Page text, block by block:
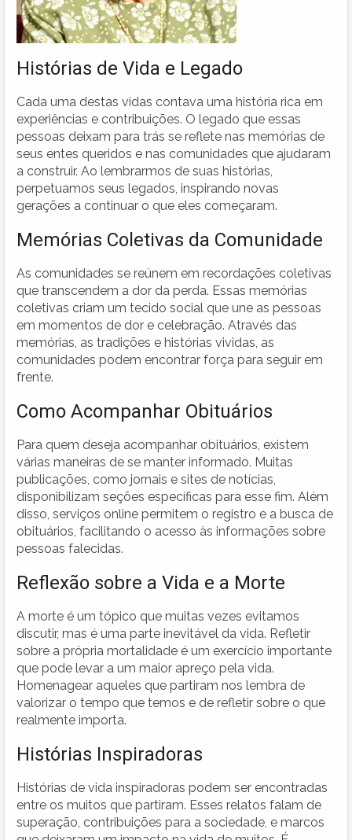
Histórias de Vida e Legado
Cada uma destas vidas contava uma história rica em
experiências e contribuições. O legado que essas
pessoas deixam para trás se reflete nas memórias de
seus entes queridos e nas comunidades que ajudaram
a construir. Ao lembrarmos de suas histórias,
perpetuamos seus legados, inspirando novas
gerações a continuar o que eles começaram.
Memórias Coletivas da Comunidade
As comunidades se reúnem em recordações coletivas
que transcendem a dor da perda. Essas memórias
coletivas criam um tecido social que une as pessoas
em momentos de dor e celebração. Através das
memórias, as tradições e histórias vividas, as
comunidades podem encontrar força para seguir em
frente.
Como Acompanhar Obituários
Para quem deseja acompanhar obituários, existem
várias maneiras de se manter informado. Muitas
publicações, como jornais e sites de notícias,
disponibilizam seções específicas para esse fim. Além
disso, serviços online permitem o registro e a busca de
obituários, facilitando o acesso às informações sobre
pessoas falecidas.
Reflexão sobre a Vida e a Morte
A morte é um tópico que muitas vezes evitamos
discutir, mas é uma parte inevitável da vida. Refletir
sobre a própria mortalidade é um exercício importante
que pode levar a um maior apreço pela vida.
Homenagear aqueles que partiram nos lembra de
valorizar o tempo que temos e de refletir sobre o que
realmente importa.
Histórias Inspiradoras
Histórias de vida inspiradoras podem ser encontradas
entre os muitos que partiram. Esses relatos falam de
superação, contribuições para a sociedade, e marcos